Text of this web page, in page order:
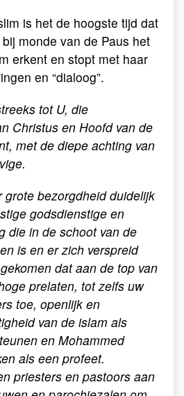
is het de hoogste tijd dat
monde van de Paus het
erkent en stopt met haar
en “dialoog”.
tot U, die
Christus en Hoofd van de
met de diepe achting van
grote bezorgdheid duidelijk
godsdienstige en
die in de schoot van de
is en er zich verspreid
dat aan de top van
prelaten, tot zelfs uw
toe, openlijk en
van de islam als
en Mohammed
als een profeet.
priesters en pastoors aan